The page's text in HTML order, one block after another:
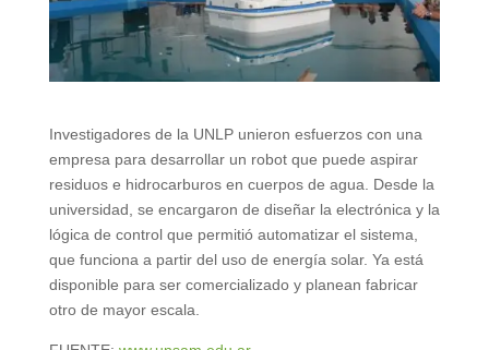
Investigadores de la UNLP unieron esfuerzos con una
empresa para desarrollar un robot que puede aspirar
residuos e hidrocarburos en cuerpos de agua. Desde la
universidad, se encargaron de diseñar la electrónica y la
lógica de control que permitió automatizar el sistema,
que funciona a partir del uso de energía solar. Ya está
disponible para ser comercializado y planean fabricar
otro de mayor escala.